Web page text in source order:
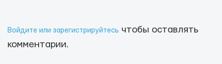
Войдите или зарегистрируйтесь чтобы оставлять
комментарии.